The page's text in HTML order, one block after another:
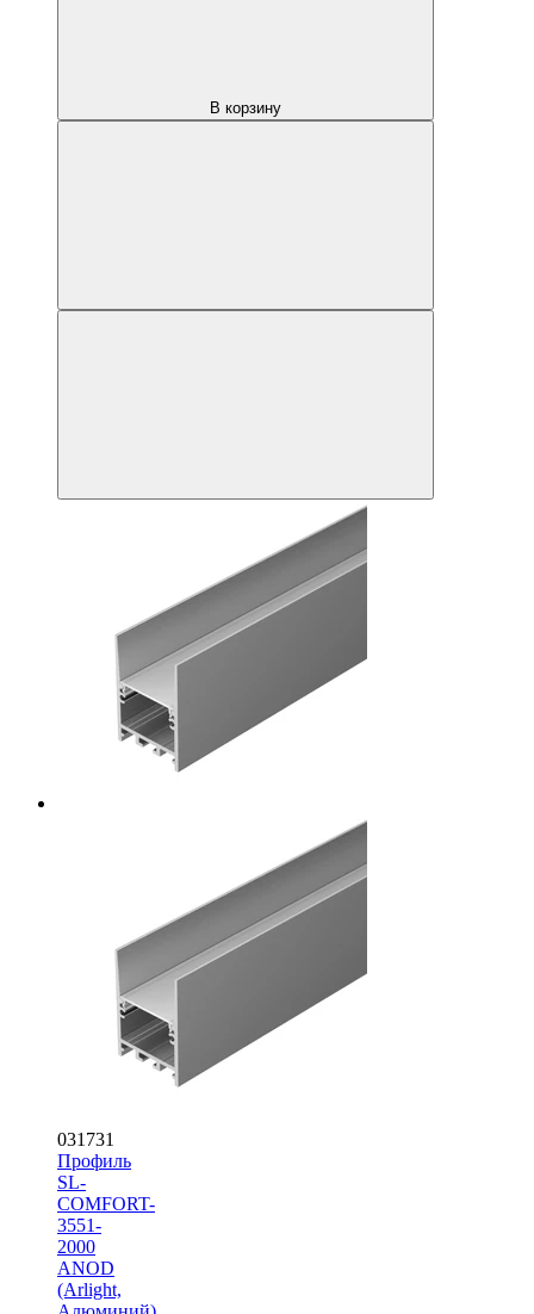
В корзину
031731
Профиль
SL-
COMFORT-
3551-
2000
ANOD
(Arlight,